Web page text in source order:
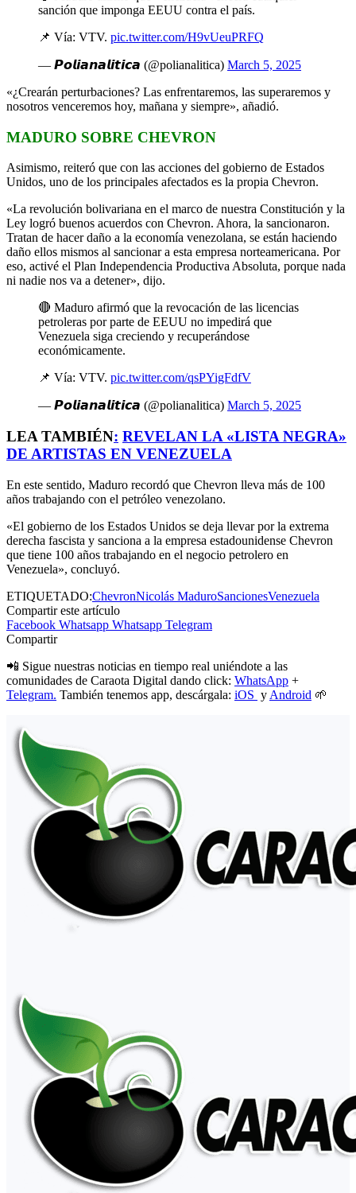
sanción que imponga EEUU contra el país.
📌 Vía: VTV. pic.twitter.com/H9vUeuPRFQ
— 𝙋𝙤𝙡𝙞𝙖𝙣𝙖𝙡𝙞𝙩𝙞𝙘𝙖 (@polianalitica) March 5, 2025
«¿Crearán perturbaciones? Las enfrentaremos, las superaremos y
nosotros venceremos hoy, mañana y siempre», añadió.
MADURO SOBRE CHEVRON
Asimismo, reiteró que con las acciones del gobierno de Estados
Unidos, uno de los principales afectados es la propia Chevron.
«La revolución bolivariana en el marco de nuestra Constitución y la
Ley logró buenos acuerdos con Chevron. Ahora, la sancionaron.
Tratan de hacer daño a la economía venezolana, se están haciendo
daño ellos mismos al sancionar a esta empresa norteamericana. Por
eso, activé el Plan Independencia Productiva Absoluta, porque nada
ni nadie nos va a detener», dijo.
🔴 Maduro afirmó que la revocación de las licencias
petroleras por parte de EEUU no impedirá que
Venezuela siga creciendo y recuperándose
económicamente.
📌 Vía: VTV. pic.twitter.com/qsPYigFdfV
— 𝙋𝙤𝙡𝙞𝙖𝙣𝙖𝙡𝙞𝙩𝙞𝙘𝙖 (@polianalitica) March 5, 2025
LEA TAMBIÉN: REVELAN LA «LISTA NEGRA»
DE ARTISTAS EN VENEZUELA
En este sentido, Maduro recordó que Chevron lleva más de 100
años trabajando con el petróleo venezolano.
«El gobierno de los Estados Unidos se deja llevar por la extrema
derecha fascista y sanciona a la empresa estadounidense Chevron
que tiene 100 años trabajando en el negocio petrolero en
Venezuela», concluyó.
ETIQUETADO:ChevronNicolás MaduroSancionesVenezuela
Compartir este artículo
Facebook Whatsapp Whatsapp Telegram
Compartir
📲 Sigue nuestras noticias en tiempo real uniéndote a las
comunidades de Caraota Digital dando click: WhatsApp +
Telegram. También tenemos app, descárgala: iOS y Android 🌱